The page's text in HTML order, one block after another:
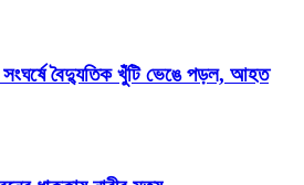
সংঘর্ষে বৈদ্যুতিক খুঁটি ভেঙে পড়ল, আহত